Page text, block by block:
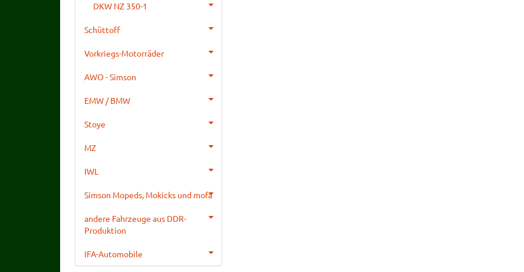
DKW NZ 350-1
Schüttoff
Vorkriegs-Motorräder
AWO - Simson
EMW / BMW
Stoye
MZ
IWL
Simson Mopeds, Mokicks und mofa
andere Fahrzeuge aus DDR-
Produktion
IFA-Automobile